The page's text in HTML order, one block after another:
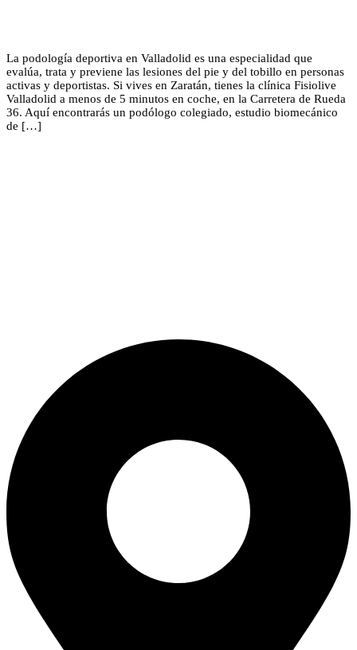
La podología deportiva en Valladolid es una especialidad que
evalúa, trata y previene las lesiones del pie y del tobillo en personas
activas y deportistas. Si vives en Zaratán, tienes la clínica Fisiolive
Valladolid a menos de 5 minutos en coche, en la Carretera de Rueda
36. Aquí encontrarás un podólogo colegiado, estudio biomecánico
de […]